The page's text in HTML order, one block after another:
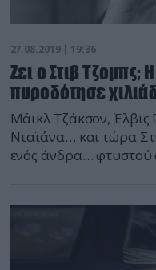
27.08.2019 | 19:36
Ζει ο Στιβ
πυροδότησε
Μάικλ Τζάκσον, Έλβις
Νταϊάνα… και τώρα
ενός άνδρα… φτυστού
μπορείτε να δείτε, ο
μία πλαστική
Τζομπς, ενώ η